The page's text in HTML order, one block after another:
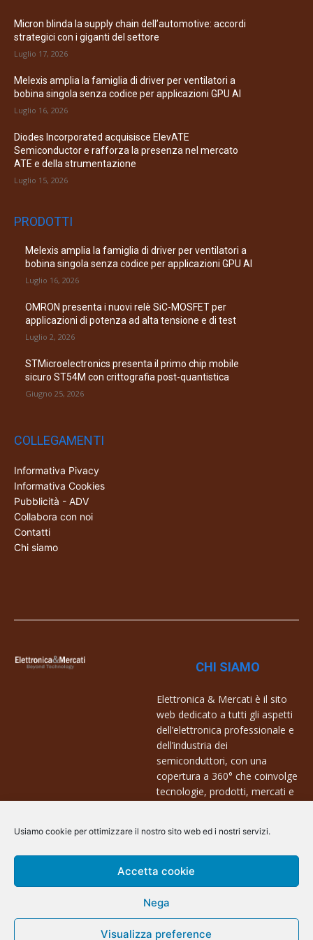
Usiamo cookie per ottimizzare il nostro sito web ed i nostri servizi.
Accetta cookie
Nega
Visualizza preference
Micron blinda la supply chain dell’automotive: accordi
strategici con i giganti del settore
Luglio 17, 2026
Melexis amplia la famiglia di driver per ventilatori a
bobina singola senza codice per applicazioni GPU AI
Luglio 16, 2026
Diodes Incorporated acquisisce ElevATE
Semiconductor e rafforza la presenza nel mercato
ATE e della strumentazione
Luglio 15, 2026
PRODOTTI
Melexis amplia la famiglia di driver per ventilatori a
bobina singola senza codice per applicazioni GPU AI
Luglio 16, 2026
OMRON presenta i nuovi relè SiC-MOSFET per
applicazioni di potenza ad alta tensione e di test
Luglio 2, 2026
STMicroelectronics presenta il primo chip mobile
sicuro ST54M con crittografia post-quantistica
Giugno 25, 2026
COLLEGAMENTI
Informativa Pivacy
Informativa Cookies
Pubblicità - ADV
Collabora con noi
Contatti
Chi siamo
CHI SIAMO
Elettronica & Mercati è il sito
web dedicato a tutti gli aspetti
dell’elettronica professionale e
dell’industria dei
semiconduttori, con una
copertura a 360° che coinvolge
tecnologie, prodotti, mercati e
Contatti:
info@arscommunication.it
@ArsCommunication 2023